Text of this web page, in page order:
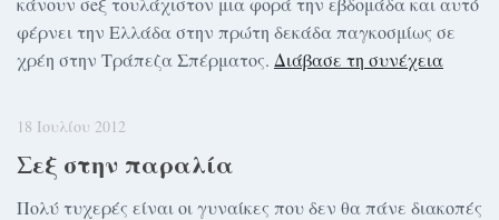
φέρνει την Ελλάδα στην πρώτη δεκάδα παγκοσμίως σε
χρέη στην Τράπεζα Σπέρματoς. Διάβασε τη συνέχεια
18 Ιουλίου 2012
Σεξ στην παραλία
Πολύ τυχερές είναι οι γυναίκες που δεν θα πάνε διακοπές